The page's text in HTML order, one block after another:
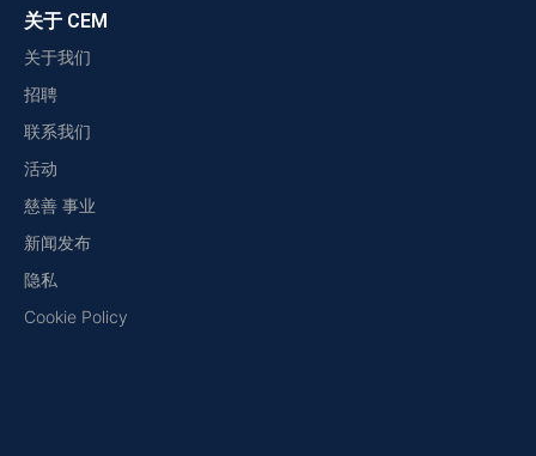
关于 CEM
关于我们
招聘
联系我们
活动
慈善 事业
新闻发布
隐私
Cookie Policy